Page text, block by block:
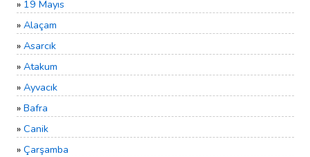
» 19 Mayıs
» Alaçam
» Asarcık
» Atakum
» Ayvacık
» Bafra
» Canik
» Çarşamba